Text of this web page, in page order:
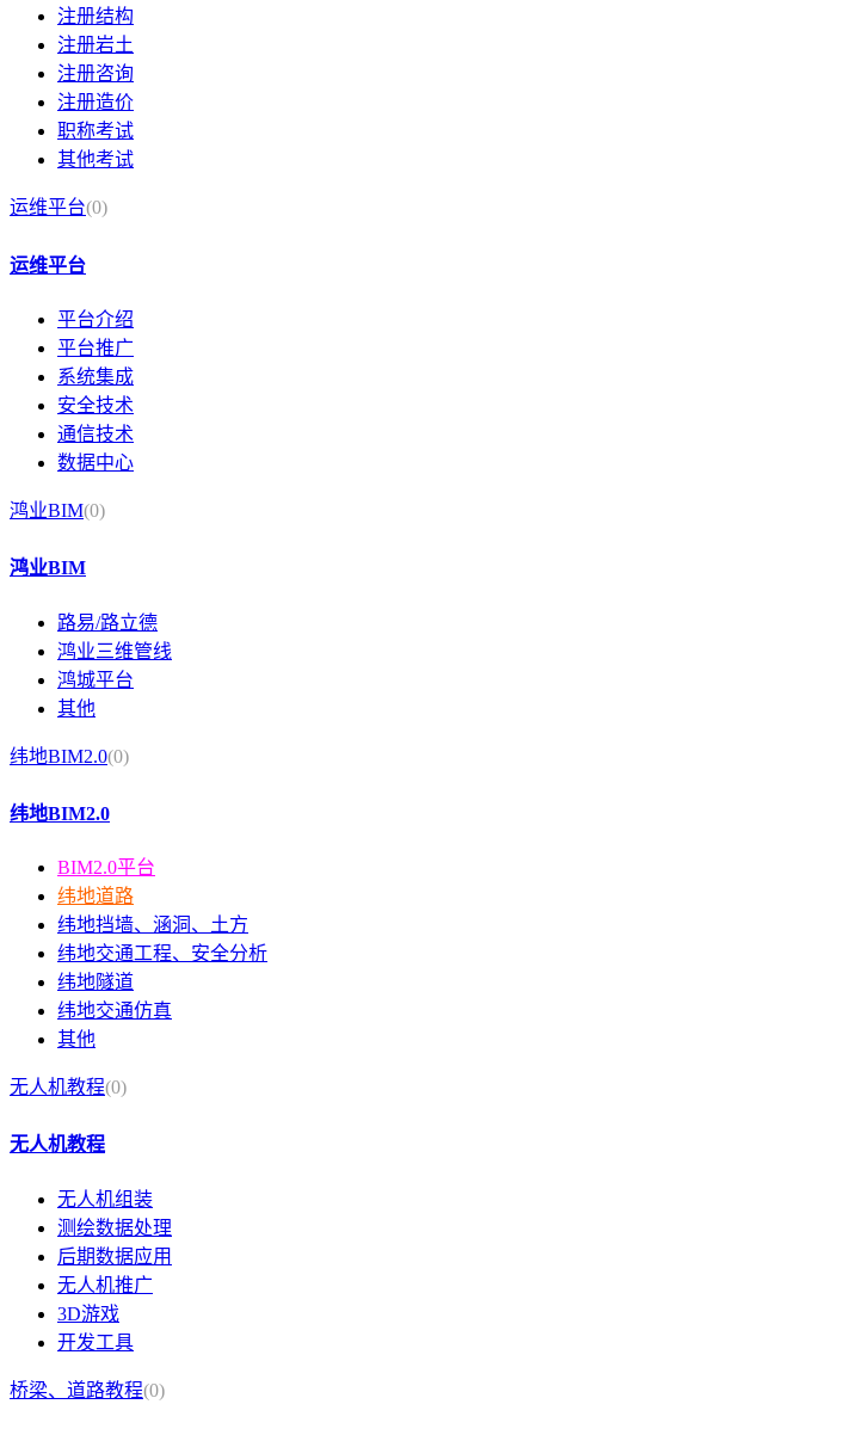
注册结构
注册岩土
注册咨询
注册造价
职称考试
其他考试
运维平台(0)
运维平台
平台介绍
平台推广
系统集成
安全技术
通信技术
数据中心
鸿业BIM(0)
鸿业BIM
路易/路立德
鸿业三维管线
鸿城平台
其他
纬地BIM2.0(0)
纬地BIM2.0
BIM2.0平台
纬地道路
纬地挡墙、涵洞、土方
纬地交通工程、安全分析
纬地隧道
纬地交通仿真
其他
无人机教程(0)
无人机教程
无人机组装
测绘数据处理
后期数据应用
无人机推广
3D游戏
开发工具
桥梁、道路教程(0)